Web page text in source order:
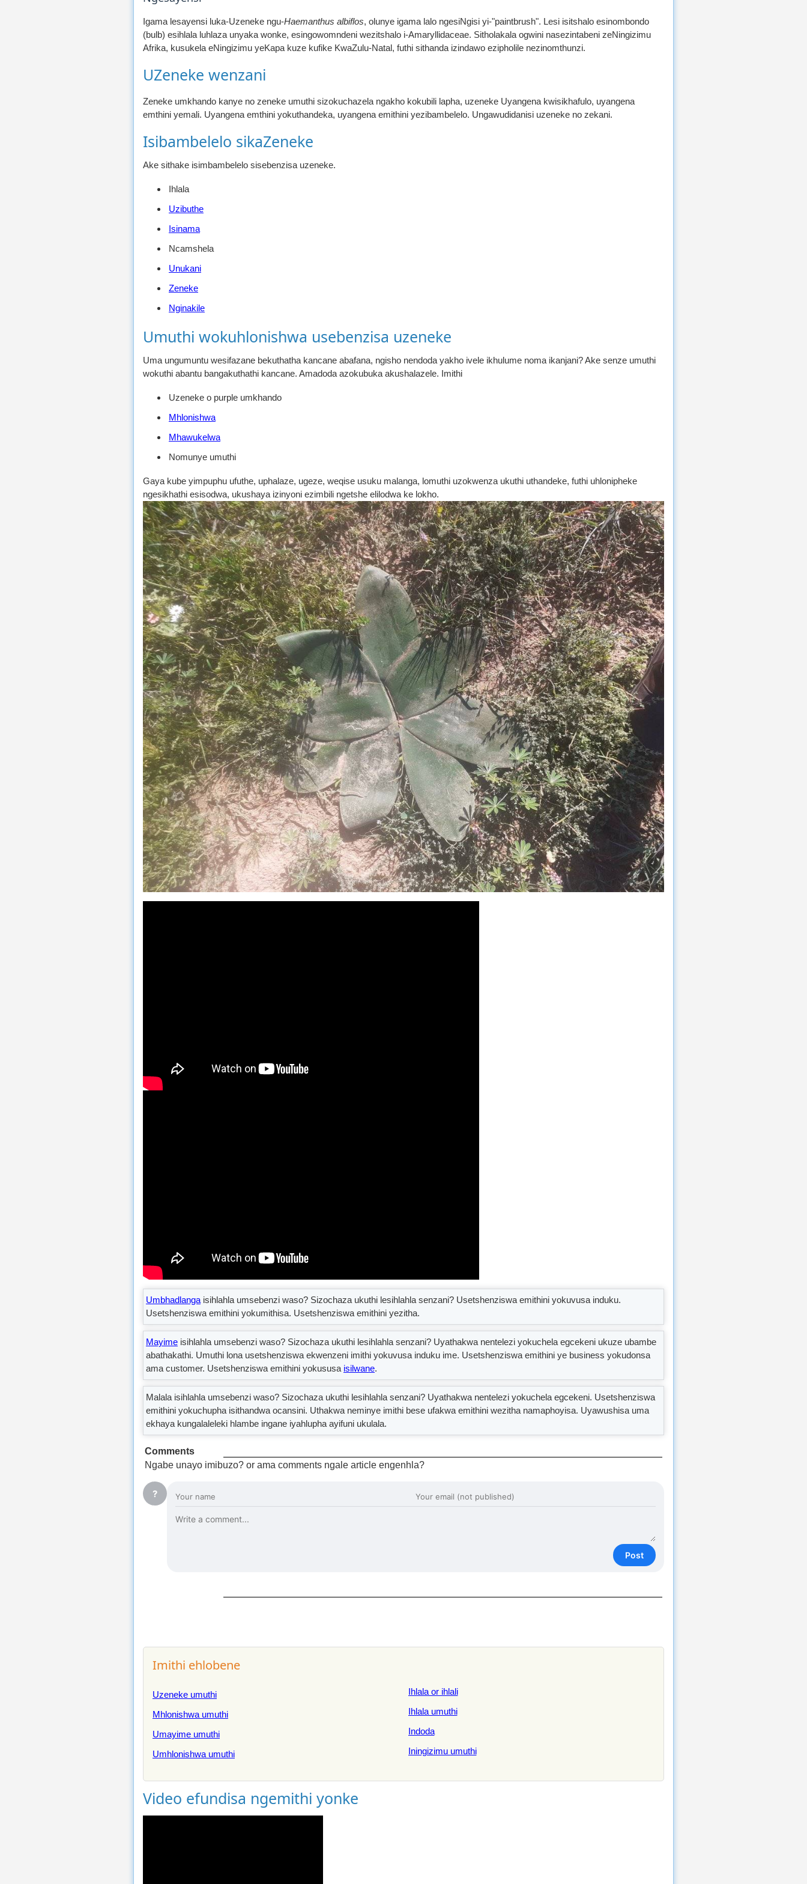
Igama lesayensi luka-Uzeneke ngu-Haemanthus albiflos, olunye igama lalo ngesiNgisi yi-"paintbrush". Lesi isitshalo esinombondo
(bulb) esihlala luhlaza unyaka wonke, esingowomndeni wezitshalo i-Amaryllidaceae. Sitholakala ogwini nasezintabeni zeNingizimu
Afrika, kusukela eNingizimu yeKapa kuze kufike KwaZulu-Natal, futhi sithanda izindawo ezipholile nezinomthunzi.
UZeneke wenzani
Zeneke umkhando kanye no zeneke umuthi sizokuchazela ngakho kokubili lapha, uzeneke Uyangena kwisikhafulo, uyangena
emthini yemali. Uyangena emthini yokuthandeka, uyangena emithini yezibambelelo. Ungawudidanisi uzeneke no zekani.
Isibambelelo sikaZeneke
Ake sithake isimbambelelo sisebenzisa uzeneke.
Ihlala
Uzibuthe
Isinama
Ncamshela
Unukani
Zeneke
Nginakile
Umuthi wokuhlonishwa usebenzisa uzeneke
Uma ungumuntu wesifazane bekuthatha kancane abafana, ngisho nendoda yakho ivele ikhulume noma ikanjani? Ake senze umuthi
wokuthi abantu bangakuthathi kancane. Amadoda azokubuka akushalazele. Imithi
Uzeneke o purple umkhando
Mhlonishwa
Mhawukelwa
Nomunye umuthi
Gaya kube yimpuphu ufuthe, uphalaze, ugeze, weqise usuku malanga, lomuthi uzokwenza ukuthi uthandeke, futhi uhlonipheke
ngesikhathi esisodwa, ukushaya izinyoni ezimbili ngetshe elilodwa ke lokho.
Umbhadlanga isihlahla umsebenzi waso? Sizochaza ukuthi lesihlahla senzani? Usetshenziswa emithini yokuvusa induku.
Usetshenziswa emithini yokumithisa. Usetshenziswa emithini yezitha.
Mayime isihlahla umsebenzi waso? Sizochaza ukuthi lesihlahla senzani? Uyathakwa nentelezi yokuchela egcekeni ukuze ubambe
abathakathi. Umuthi lona usetshenziswa ekwenzeni imithi yokuvusa induku ime. Usetshenziswa emithini ye business yokudonsa
ama customer. Usetshenziswa emithini yokususa isilwane.
Malala isihlahla umsebenzi waso? Sizochaza ukuthi lesihlahla senzani? Uyathakwa nentelezi yokuchela egcekeni. Usetshenziswa
emithini yokuchupha isithandwa ocansini. Uthakwa neminye imithi bese ufakwa emithini wezitha namaphoyisa. Uyawushisa uma
ekhaya kungalaleleki hlambe ingane iyahlupha ayifuni ukulala.
Comments
Ngabe unayo imibuzo? or ama comments ngale article engenhla?
?
Post
Imithi ehlobene
Uzeneke umuthi
Mhlonishwa umuthi
Umayime umuthi
Umhlonishwa umuthi
Ihlala or ihlali
Ihlala umuthi
Indoda
Iningizimu umuthi
Video efundisa ngemithi yonke